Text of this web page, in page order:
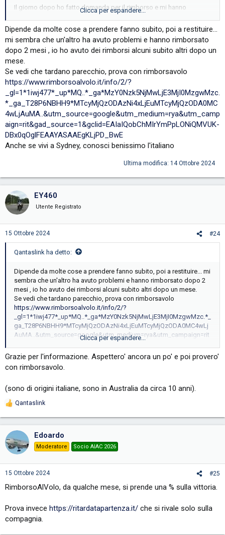
Il giorno dopo ho fatto domanda per il rimborso e mi hanno
risposto il 24 Settembre, accettando la richiesta a chiedendomi le
coordinate del conto per il rimborso.
Ad oggi il rimborso non e' ancora arrivato a non mi hanno piu'
risposto alle richieste di un aggiornamento. E' normale aspettare
cosi a lungo per il rimborso?
Clicca per espandere...
Dipende da molte cose a prendere fanno subito, poi a restituire...
mi sembra che un'altro ha avuto problemi e hanno rimborsato
dopo 2 mesi , io ho avuto dei rimborsi alcuni subito altri dopo un
mese.
Se vedi che tardano parecchio, prova con rimborsavolo
https://www.rimborsoalvolo.it/info/2/?
_gl=1*1iwj477*_up*MQ..*_ga*MzY0Nzk5NjMwLjE3MjI0MzgwMzc.
*_ga_T28P6NBHH9*MTcyMjQzODAzNi4xLjEuMTcyMjQzODA0MC
4wLjAuMA..&utm_source=google&utm_medium=rya&utm_camp
aign=rit&gad_source=1&gclid=EAIaIQobChMIrYmPpLONiQMVUK-
DBx0qOglFEAAYASAAEgKLjPD_BwE
Anche se vivi a Sydney, conosci benissimo l'italiano
Ultima modifica: 14 Ottobre 2024
EY460
Utente Registrato
15 Ottobre 2024 #24
Qantaslink ha detto:
Dipende da molte cose a prendere fanno subito, poi a restituire... mi
sembra che un'altro ha avuto problemi e hanno rimborsato dopo 2
mesi , io ho avuto dei rimborsi alcuni subito altri dopo un mese.
Se vedi che tardano parecchio, prova con rimborsavolo
https://www.rimborsoalvolo.it/info/2/?
_gl=1*1iwj477*_up*MQ..*_ga*MzY0Nzk5NjMwLjE3MjI0MzgwMzc.*_
ga_T28P6NBHH9*MTcyMjQzODAzNi4xLjEuMTcyMjQzODA0MC4wLj
AuMA..&utm_source=google&utm_medium=rya&utm_campaign=rit
&gad_source=1&gclid=EAIaIQobChMIrYmPpLONiQMVUK-
DBx0qOglFEAAYASAAEgKLjPD_BwE
Anche se vivi a Sydney, conosci benissimo l'italiano
Clicca per espandere...
Grazie per l'informazione. Aspettero' ancora un po' e poi provero'
con rimborsavolo.
(sono di origini italiane, sono in Australia da circa 10 anni).
R
t
i
n
s
Qantaslink
Edoardo
Moderatore Socio AIAC 2026
15 Ottobre 2024 #25
RimborsoAlVolo, da qualche mese, si prende una % sulla vittoria.
Prova invece https://ritardatapartenza.it/ che si rivale solo sulla
compagnia.